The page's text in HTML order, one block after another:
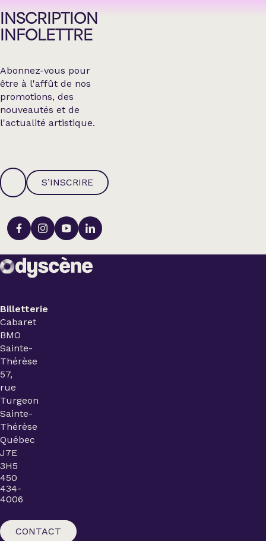
INSCRIPTION
INFOLETTRE
Abonnez-vous pour
être à l'affût de nos
promotions, des
nouveautés et de
l'actualité artistique.
S’INSCRIRE
Billetterie
Cabaret
BMO
Sainte-
Thérèse
57,
rue
Turgeon
Sainte-
Thérèse
Québec
J7E
3H5
450
434-
4006
CONTACT